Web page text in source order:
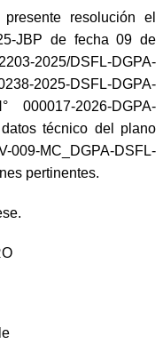
resolución el
JBP de fecha 09 de
2025/DSFL-DGPA-
2025-DSFL-DGPA-
2026-DGPA-
técnico del plano
009-MC_DGPA-DSFL-
pertinentes.